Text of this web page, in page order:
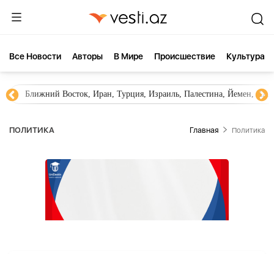
Все Новости Aвторы В Мире Происшествие Культура
Ближний Восток, Иран, Турция, Израиль, Палестина, Йемен,
ПОЛИТИКА Главная Политика